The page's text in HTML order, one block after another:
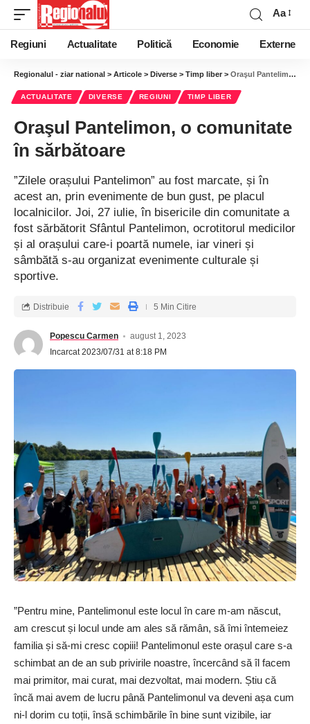
Aa
Regiuni Actualitate Politică Economie Externe
Regionalul - ziar national > Articole > Diverse > Timp liber > Oraşul Pantelimon, o comunitate în sărbătoare
ACTUALITATE DIVERSE REGIUNI TIMP LIBER
Oraşul Pantelimon, o comunitate
în sărbătoare
”Zilele orașului Pantelimon” au fost marcate, și în
acest an, prin evenimente de bun gust, pe placul
localnicilor. Joi, 27 iulie, în bisericile din comunitate a
fost sărbătorit Sfântul Pantelimon, ocrotitorul medicilor
și al orașului care-i poartă numele, iar vineri și
sâmbătă s-au organizat evenimente culturale și
sportive.
Popescu Carmen
august 1, 2023
Incarcat 2023/07/31 at 8:18 PM
Distribuie 5 Min Citire
”Pentru mine, Pantelimonul este locul în care m-am născut,
am crescut și locul unde am ales să rămân, să îmi întemeiez
familia și să-mi cresc copiii! Pantelimonul este orașul care s-a
schimbat an de an sub privirile noastre, încercând să îl facem
mai primitor, mai curat, mai dezvoltat, mai modern. Știu că
încă mai avem de lucru până Pantelimonul va deveni așa cum
ni-l dorim cu toții, însă schimbările în bine sunt vizibile, iar